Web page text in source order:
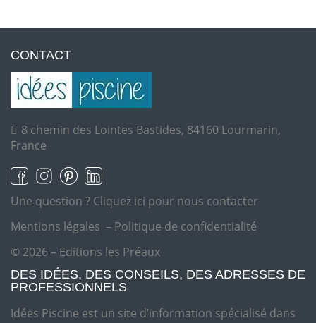
CONTACT
8 chemin des Lointes Bastides, 84160 Lourmarin,
France
Une question ? Cliquez ici pour nous contacter
Mentions légales – Politique de confidentialité
© 2026 – Editions les Préaux
DES IDÉES, DES CONSEILS, DES ADRESSES DE
PROFESSIONNELS
Idées Piscine est un site d’information spécialisé dans